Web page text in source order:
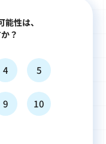
性は、
？
4 5
9 10